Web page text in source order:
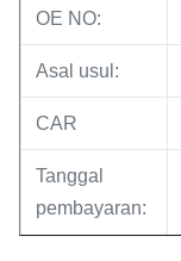
OE NO:
Asal usul:
CAR
Tanggal
pembayaran: